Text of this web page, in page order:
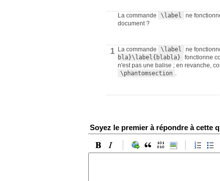
La commande \label ne
document ?
1 La commande \label ne
bla}\label{blabla}
fonctionne
n'est pas une balise ; en revanche,
\phantomsection .
Soyez le premier à répondre à cette